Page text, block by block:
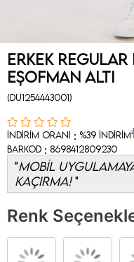
Erkek Regular
Eşofman Altı
(DU1254443001)
İndirim Oranı : %39 İndirim
Barkod : 8698412809230
MOBİL
KAÇIRMA!
Renk